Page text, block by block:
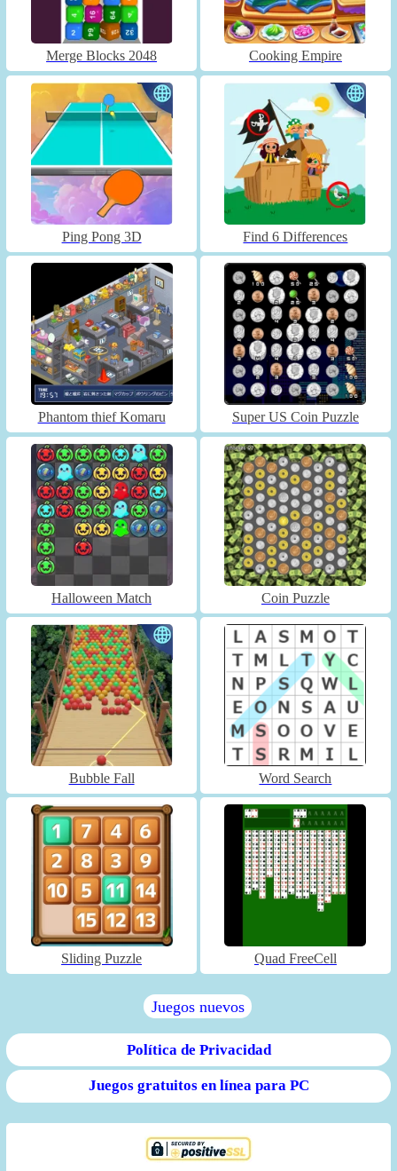
Merge Blocks 2048 Cooking Empire
Ping Pong 3D Find 6 Differences
Phantom thief Komaru Super US Coin Puzzle
Halloween Match Coin Puzzle
Bubble Fall Word Search
Sliding Puzzle Quad FreeCell
Juegos nuevos
Política de Privacidad
Juegos gratuitos en línea para PC